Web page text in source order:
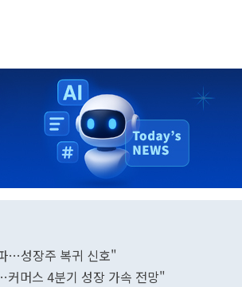
…성장주 복귀 신호"
머스 4분기 성장 가속 전망"